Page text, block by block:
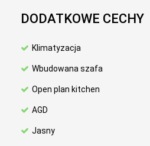
DODATKOWE CECHY
Klimatyzacja
Wbudowana szafa
Open plan kitchen
AGD
Jasny